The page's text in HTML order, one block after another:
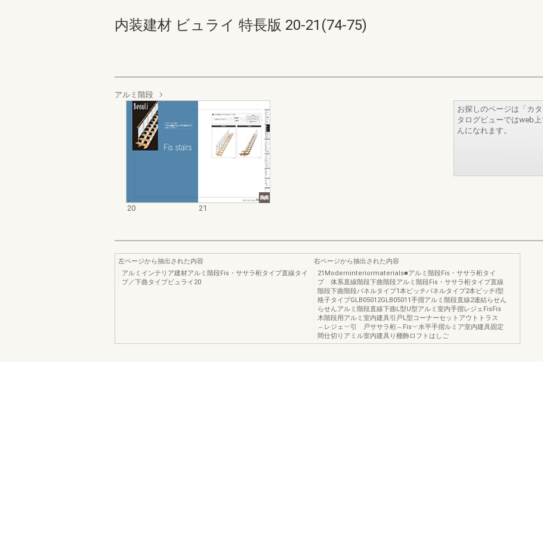
内装建材 ビュライ 特長版 20-21(74-75)
アルミ階段
20 21
お探しのページは「カ
タログビューではweb
んになれます。
左ページから抽出された内容
アルミインテリア建材アルミ階段Fis・ササラ桁タイプ直線タイ
プ／下曲タイプビュライ20
右ページから抽出された内容
21Moderninteriormaterials■アルミ階段Fis・ササラ桁タイ
プ 体系直線階段下曲階段アルミ階段Fis・ササラ桁タイプ直線
階段下曲階段パネルタイプ1本ピッチパネルタイプ2本ピッチI型
格子タイプGLB05012GLB05011手摺アルミ階段直線2連結らせん
らせんアルミ階段直線下曲L型U型アルミ室内手摺レジェFisFis
木階段用アルミ室内建具引戸L型コーナーセットアウトトラス
︵レジェ︶引 戸ササラ桁︵Fis︶水平手摺ルミア室内建具固定
間仕切りアミル室内建具り棚飾ロフトはしご